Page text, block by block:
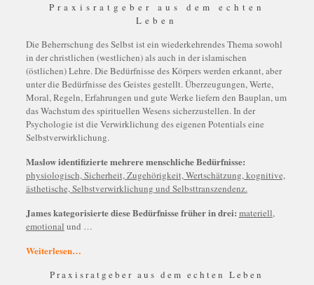
Praxisratgeber aus dem echten
Leben
Die Beherrschung des Selbst ist ein wiederkehrendes Thema sowohl
in der christlichen (westlichen) als auch in der islamischen
(östlichen) Lehre. Die Bedürfnisse des Körpers werden erkannt, aber
unter die Bedürfnisse des Geistes gestellt. Überzeugungen, Werte,
Moral, Regeln, Erfahrungen und gute Werke liefern den Bauplan, um
das Wachstum des spirituellen Wesens sicherzustellen. In der
Psychologie ist die Verwirklichung des eigenen Potentials eine
Selbstverwirklichung.
Maslow identifizierte mehrere menschliche Bedürfnisse:
physiologisch, Sicherheit, Zugehörigkeit, Wertschätzung, kognitive,
ästhetische, Selbstverwirklichung und Selbsttranszendenz.
James kategorisierte diese Bedürfnisse früher in drei: materiell,
emotional und …
Weiterlesen…
Praxisratgeber aus dem echten Leben